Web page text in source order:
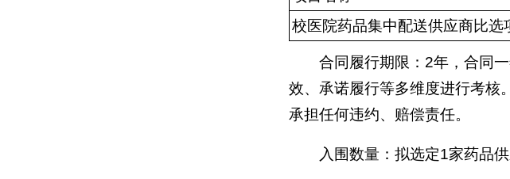
校医院药品集中配送供应商比选
合同履行期限：2年，合同
效、承诺履行等多维度进行考核
承担任何违约、赔偿责任。
入围数量：拟选定1家药品供